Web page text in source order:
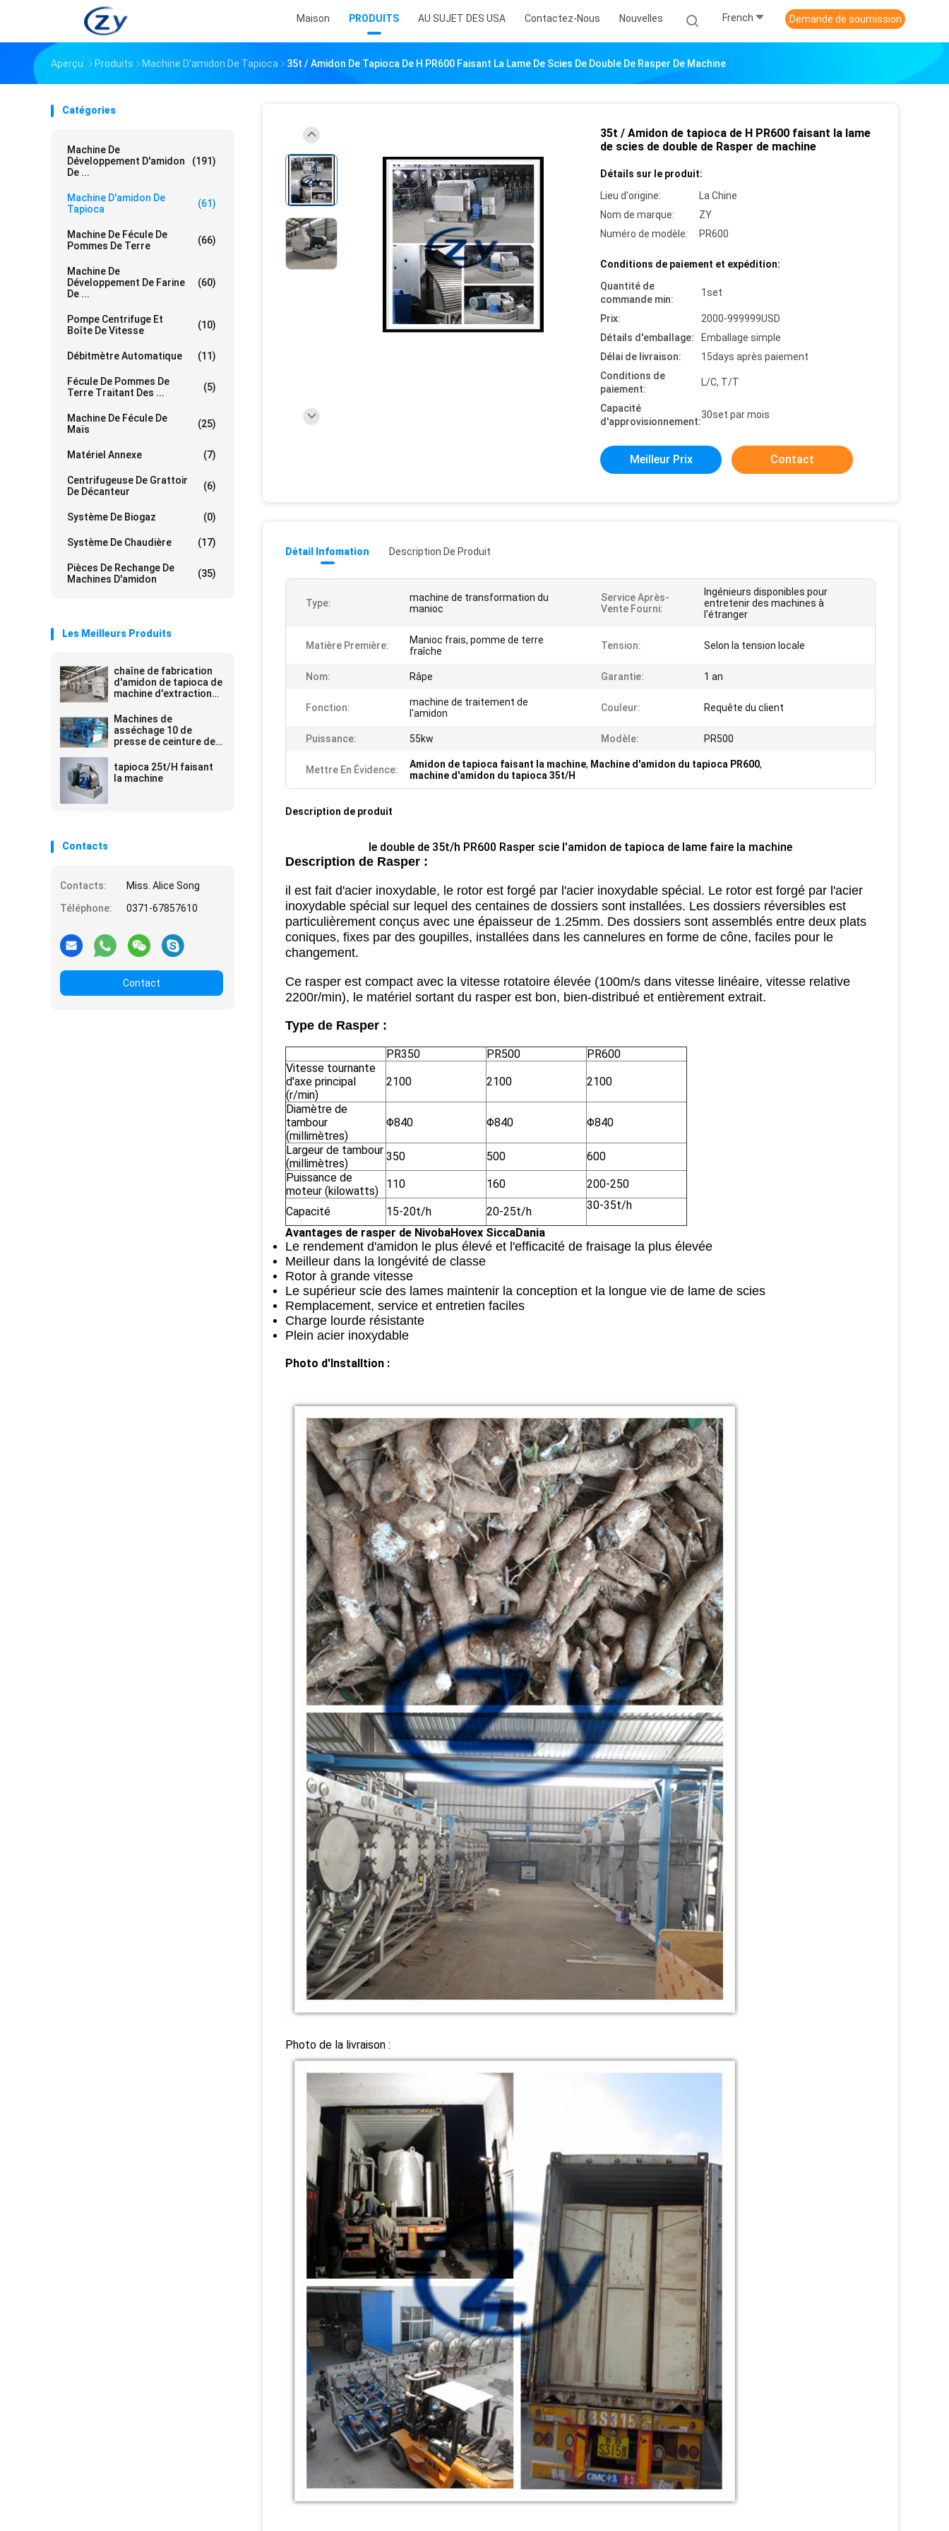
Maison PRODUITS AU SUJET DES USA Contactez-Nous Nouvelles French Demande de soumission
Aperçu Produits Machine D'amidon De Tapioca 35t / Amidon De Tapioca De H PR600 Faisant La Lame De Scies De Double De Rasper De Machine
Catégories
Machine De
Développement D'amidon
De ...
(191)
Machine D'amidon De
Tapioca
(61)
Machine De Fécule De
Pommes De Terre
(66)
Machine De
Développement De Farine
De ...
(60)
Pompe Centrifuge Et
Boîte De Vitesse
(10)
Débitmètre Automatique (11)
Fécule De Pommes De
Terre Traitant Des ...
(5)
Machine De Fécule De
Maïs
(25)
Matériel Annexe (7)
Centrifugeuse De Grattoir
De Décanteur
(6)
Système De Biogaz (0)
Système De Chaudière (17)
Pièces De Rechange De
Machines D'amidon
(35)
Les Meilleurs Produits
chaîne de fabrication
d'amidon de tapioca de
machine d'extraction
10-15t/h
Machines de
asséchage 10 de
presse de ceinture de
- 20t/H 380v 50hz
tapioca 25t/H faisant
la machine
Contacts
Contacts:
Miss. Alice Song
Téléphone:
0371-67857610
Contact
35t / Amidon de tapioca de H PR600 faisant la lame
de scies de double de Rasper de machine
Détails sur le produit:
Lieu d'origine:
La Chine
Nom de marque:
ZY
Numéro de modèle:
PR600
Conditions de paiement et expédition:
Quantité de
commande min:
1set
Prix:
2000-999999USD
Détails d'emballage:
Emballage simple
Délai de livraison:
15days après paiement
Conditions de
paiement:
L/C, T/T
Capacité
d'approvisionnement:
30set par mois
Meilleur Prix Contact
Détail Infomation Description De Produit
Type:
machine de transformation du
manioc
Service Après-
Vente Fourni:
Ingénieurs disponibles pour
entretenir des machines à
l'étranger
Matière Première:
Manioc frais, pomme de terre
fraîche
Tension: Selon la tension locale
Nom: Râpe Garantie: 1 an
Fonction:
machine de traitement de
l'amidon
Couleur: Requête du client
Puissance: 55kw Modèle: PR500
Mettre En Évidence: Amidon de tapioca faisant la machine, Machine d'amidon du tapioca PR600,
machine d'amidon du tapioca 35t/H
Description de produit
le double de 35t/h PR600 Rasper scie l'amidon de tapioca de lame faire la machine
Description de Rasper :
il est fait d'acier inoxydable, le rotor est forgé par l'acier inoxydable spécial. Le rotor est forgé par l'acier
inoxydable spécial sur lequel des centaines de dossiers sont installées. Les dossiers réversibles est
particulièrement conçus avec une épaisseur de 1.25mm. Des dossiers sont assemblés entre deux plats
coniques, fixes par des goupilles, installées dans les cannelures en forme de cône, faciles pour le
changement.
Ce rasper est compact avec la vitesse rotatoire élevée (100m/s dans vitesse linéaire, vitesse relative
2200r/min), le matériel sortant du rasper est bon, bien-distribué et entièrement extrait.
Type de Rasper :
PR350 PR500
PR600
Vitesse tournante
d'axe principal
(r/min)
2100 2100 2100
Diamètre de
tambour
(millimètres)
Φ840 Φ840 Φ840
Largeur de tambour
(millimètres)
350 500
600
Puissance de
moteur (kilowatts)
110 160 200-250
Capacité 15-20t/h 20-25t/h 30-35t/h
Avantages de rasper de NivobaHovex SiccaDania
Le rendement d'amidon le plus élevé et l'efficacité de fraisage la plus élevée
Meilleur dans la longévité de classe
Rotor à grande vitesse
Le supérieur scie des lames maintenir la conception et la longue vie de lame de scies
Remplacement, service et entretien faciles
Charge lourde résistante
Plein acier inoxydable
Photo d'Installtion :
Photo de la livraison :